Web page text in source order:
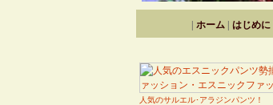
ホーム| はじめに|
人気のサルエル･アラジンパンツ！